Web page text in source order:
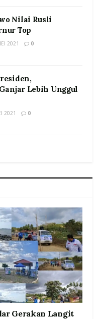
Nilai Rusli
Top
2021 0
Lebih Unggul
2021 0
Gerakan Langit